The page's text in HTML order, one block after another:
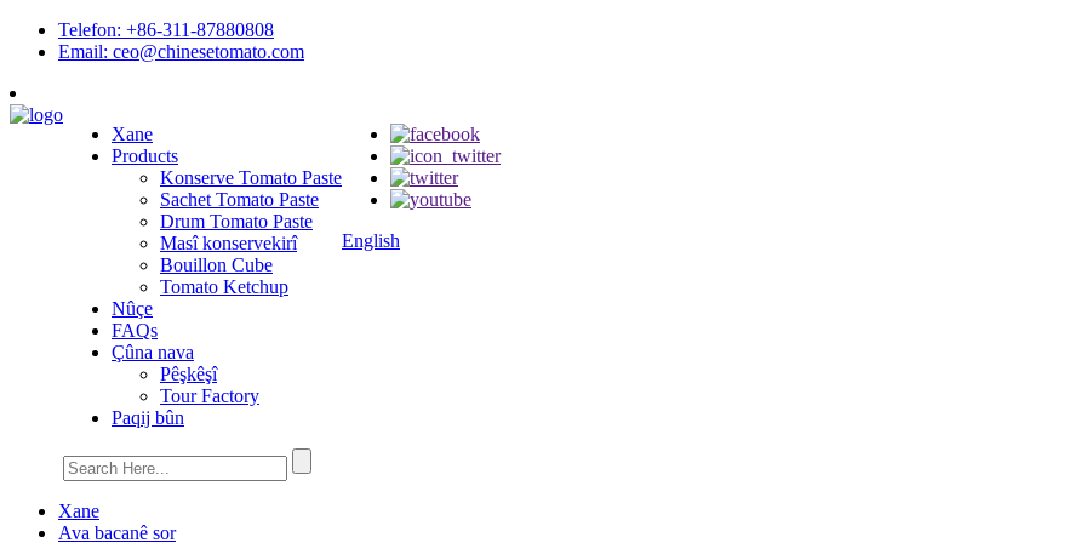
Telefon: +86-311-87880808
Email: ceo@chinesetomato.com
Xane
Products
Konserve Tomato Paste
Sachet Tomato Paste
Drum Tomato Paste
Masî konservekirî
Bouillon Cube
Tomato Ketchup
Nûçe
FAQs
Çûna nava
Pêşkêşî
Tour Factory
Paqij bûn
English
Xane
Ava bacanê sor